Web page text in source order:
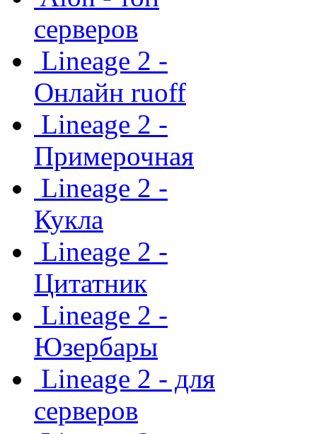
серверов
Lineage 2 -
Онлайн ruoff
Lineage 2 -
Примерочная
Lineage 2 -
Кукла
Lineage 2 -
Цитатник
Lineage 2 -
Юзербары
Lineage 2 - для
серверов